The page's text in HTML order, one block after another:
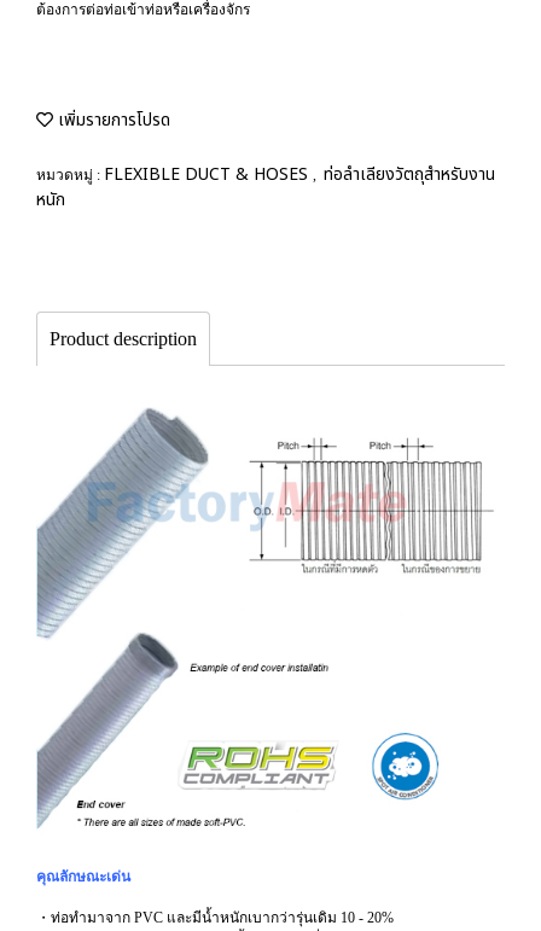
ต้องการต่อท่อเข้าท่อหรือเครื่องจักร
เพิ่มรายการโปรด
หมวดหมู่ : FLEXIBLE DUCT & HOSES , ท่อลำเลียงวัตถุสำหรับงาน
หนัก
Product description
คุณลักษณะเด่น
・ท่อทำมาจาก PVC และมีน้ำหนักเบากว่ารุ่นเดิม 10 - 20%